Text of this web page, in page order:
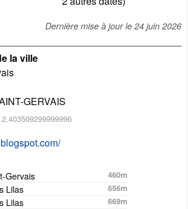
Dernière mise à jour le 24 juin 2026
la ville
GERVAIS
2.403509299999996
Gervais
460m
Lilas
656m
Lilas
669m